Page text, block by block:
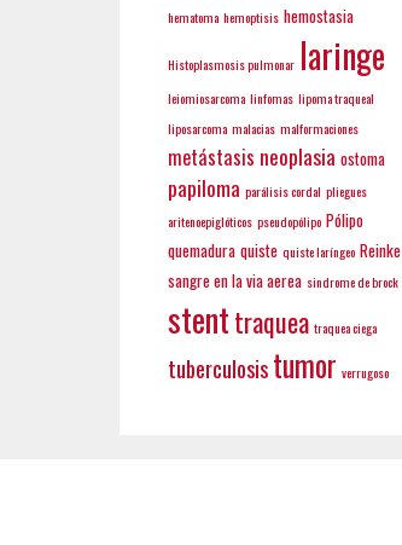
hematoma hemoptisis hemostasia
Histoplasmosis pulmonar laringe
leiomiosarcoma linfomas lipoma traqueal
liposarcoma malacias malformaciones
metástasis neoplasia ostoma
papiloma parálisis cordal pliegues
aritenoepiglóticos pseudopólipo Pólipo
quemadura quiste quiste laríngeo Reinke
sangre en la via aerea sindrome de brock
stenttraquea traquea ciega
tuberculosistumor verrugoso